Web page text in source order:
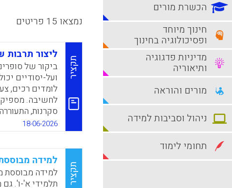
נמצאו 15 פריטים
תקציר
ליצור תרבות
ביקור של
ועל-יסודיים
לומדים רכים,
לחשיבה.
סקרנות,
חדש לחיים
לבית הספר
נגרים,
איור, להציג
למוזיקה
ביום השואה
18-06-2026
תקציר
למידה
למידה מבוססת
תלמידי א'-ו'.
הכשרת מורים
חינוך מיוחד
ופסיכולוגיה בחינוך
מדיניות פדגוגיה
ותיאוריה
מורים והוראה
ניהול וסביבות למידה
תחומי לימוד